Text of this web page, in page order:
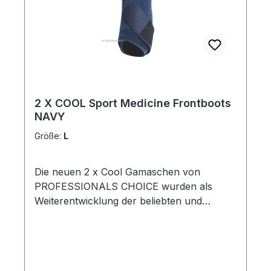
2 X COOL Sport Medicine Frontboots
NAVY
Größe: L
Die neuen 2 x Cool Gamaschen von
PROFESSIONALS CHOICE wurden als
Weiterentwicklung der beliebten und